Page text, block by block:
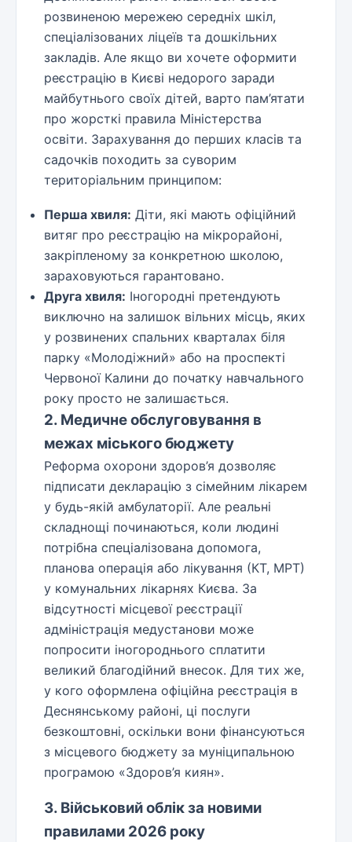
розвиненою мережею середніх шкіл,
спеціалізованих ліцеїв та дошкільних
закладів. Але якщо ви хочете оформити
реєстрацію в Києві недорого заради
майбутнього своїх дітей, варто пам’ятати
про жорсткі правила Міністерства
освіти. Зарахування до перших класів та
садочків походить за суворим
територіальним принципом:
Перша хвиля: Діти, які мають офіційний
витяг про реєстрацію на мікрорайоні,
закріпленому за конкретною школою,
зараховуються гарантовано.
Друга хвиля: Іногородні претендують
виключно на залишок вільних місць, яких
у розвинених спальних кварталах біля
парку «Молодіжний» або на проспекті
Червоної Калини до початку навчального
року просто не залишається.
2. Медичне обслуговування в
межах міського бюджету
Реформа охорони здоров’я дозволяє
підписати декларацію з сімейним лікарем
у будь-якій амбулаторії. Але реальні
складнощі починаються, коли людині
потрібна спеціалізована допомога,
планова операція або лікування (КТ, МРТ)
у комунальних лікарнях Києва. За
відсутності місцевої реєстрації
адміністрація медустанови може
попросити іногороднього сплатити
великий благодійний внесок. Для тих же,
у кого оформлена офіційна реєстрація в
Деснянському районі, ці послуги
безкоштовні, оскільки вони фінансуються
з місцевого бюджету за муніципальною
програмою «Здоров’я киян».
3. Військовий облік за новими
правилами 2026 року